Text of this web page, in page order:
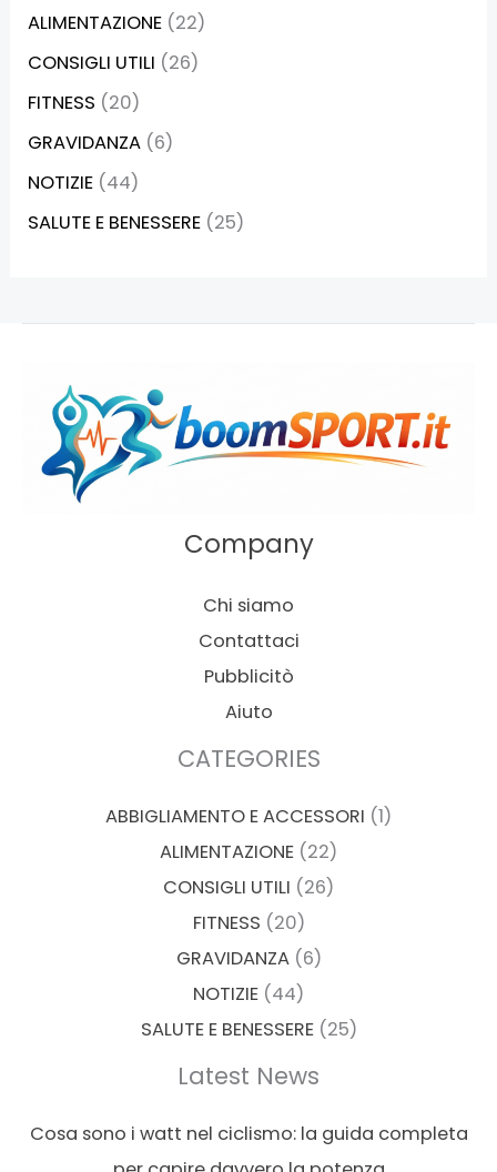
ALIMENTAZIONE (22)
CONSIGLI UTILI (26)
FITNESS (20)
GRAVIDANZA (6)
NOTIZIE (44)
SALUTE E BENESSERE (25)
Company
Chi siamo
Contattaci
Pubblicitò
Aiuto
CATEGORIES
ABBIGLIAMENTO E ACCESSORI (1)
ALIMENTAZIONE (22)
CONSIGLI UTILI (26)
FITNESS (20)
GRAVIDANZA(6)
NOTIZIE (44)
SALUTE E BENESSERE(25)
Latest News
Cosa sono i watt nel ciclismo: la guida completa